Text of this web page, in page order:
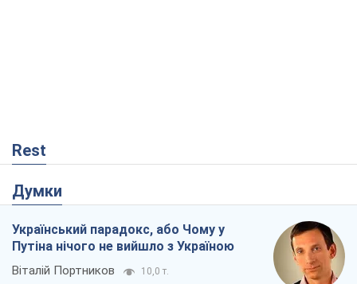
Rest
Думки
Український парадокс, або Чому у
Путіна нічого не вийшло з Україною
Віталій Портников 10,0 т.